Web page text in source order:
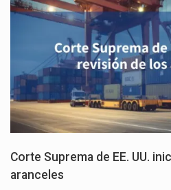
Corte Suprema de EE. UU.
aranceles